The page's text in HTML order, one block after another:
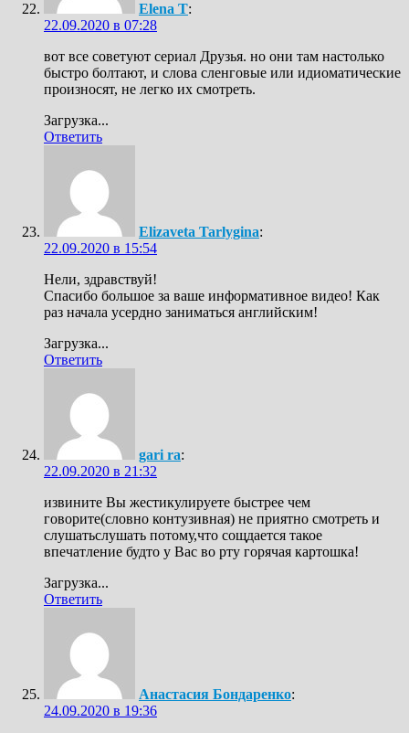
Elena T:
22.09.2020 в 07:28
вот все советуют сериал Друзья. но они там настолько
быстро болтают, и слова сленговые или идиоматические
произносят, не легко их смотреть.
Загрузка...
Ответить
Elizaveta Tarlygina:
22.09.2020 в 15:54
Нели, здравствуй!
Спасибо большое за ваше информативное видео! Как
раз начала усердно заниматься английским!
Загрузка...
Ответить
gari ra:
22.09.2020 в 21:32
извините Вы жестикулируете быстрее чем
говорите(словно контузивная) не приятно смотреть и
слушатьслушать потому,что сощдается такое
впечатление будто у Вас во рту горячая картошка!
Загрузка...
Ответить
Анастасия Бондаренко:
24.09.2020 в 19:36